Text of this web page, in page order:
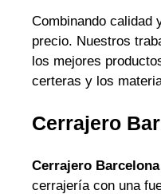
Combinando calidad
precio. Nuestros
los mejores
certeras y los
Cerrajero
Cerrajero Barcelona
cerrajería con una